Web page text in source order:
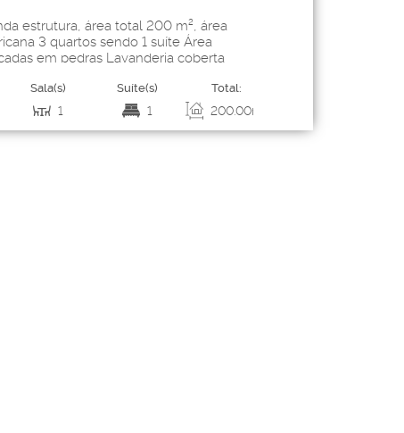
1
Sala(s)
1
Suíte(s) Total:
200.00m²
estrutura, área total 200 m², área
3 quartos sendo 1 suíte Área
em pedras Lavanderia coberta
de gesso com led em todos os...